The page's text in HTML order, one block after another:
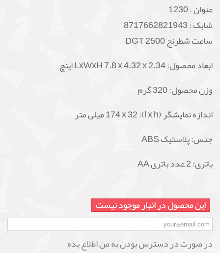
عنوان :1230
شابک :8717662821943
ساعت شطرنج
DGT2500
ابعاد محصول: LxWxH 7.8 x 4.32 x 2.34 اینچ
وزن محصول: 320 گرم
اندازه نمایشگر (l x h): 174 x 32 میلی متر
جنس: پلاستیک ABS
باتری:2 عدد باتری AA
این محصول در انبار موجود نیست
در صورت در دسترس بودن به من اطلاع بده